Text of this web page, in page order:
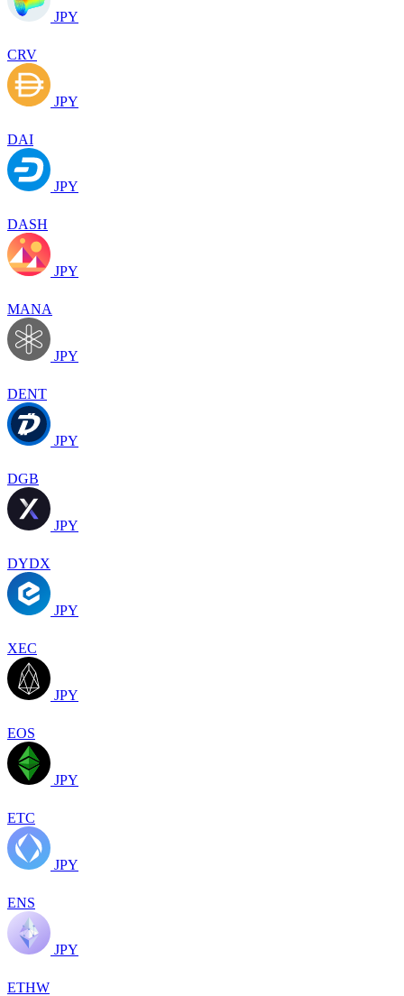
JPY
CRV
JPY
DAI
JPY
DASH
JPY
MANA
JPY
DENT
JPY
DGB
JPY
DYDX
JPY
XEC
JPY
EOS
JPY
ETC
JPY
ENS
JPY
ETHW